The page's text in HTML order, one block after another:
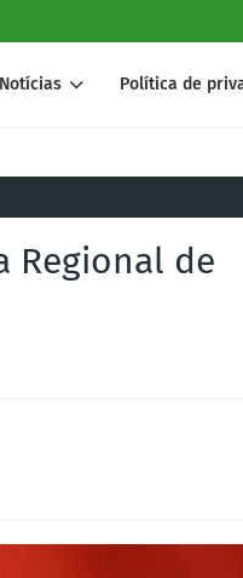
Notícias Política de
Regional de